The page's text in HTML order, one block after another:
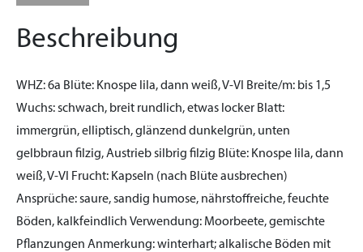
Beschreibung
WHZ:6a Blüte: Knospe lila, dann weiß, V-VI Breite/m: bis 1,5
Wuchs:schwach, breit rundlich, etwas locker Blatt:
immergrün, elliptisch, glänzend dunkelgrün, unten
gelbbraun filzig, Austrieb silbrig filzig Blüte: Knospe lila, dann
weiß, V-VI Frucht: Kapseln (nach Blüte ausbrechen)
Ansprüche:saure, sandig humose, nährstoffreiche, feuchte
Böden, kalkfeindlich Verwendung: Moorbeete, gemischte
Pflanzungen Anmerkung:winterhart; alkalische Böden mit